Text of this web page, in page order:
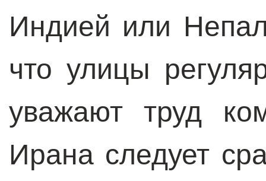
Индией или
что улицы
уважают труд
Ирана следует